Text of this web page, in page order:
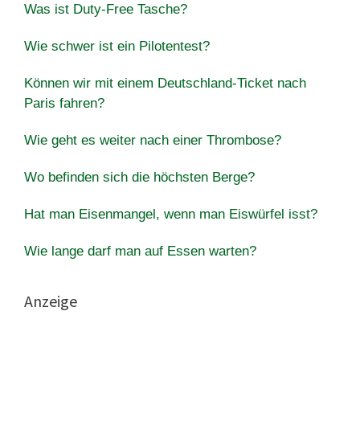
Was ist Duty-Free Tasche?
Wie schwer ist ein Pilotentest?
Können wir mit einem Deutschland-Ticket nach
Paris fahren?
Wie geht es weiter nach einer Thrombose?
Wo befinden sich die höchsten Berge?
Hat man Eisenmangel, wenn man Eiswürfel isst?
Wie lange darf man auf Essen warten?
Anzeige